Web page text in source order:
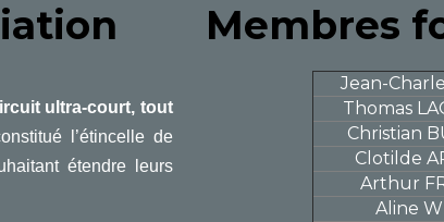
ultra-court, tout
l’étincelle de
étendre leurs
Membres
Jean-
Thomas
Christian
Clotilde
Arthur
Aline